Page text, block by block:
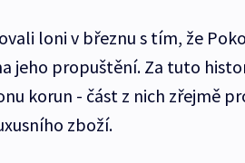
loni v březnu s tím, že
jeho propuštění. Za tuto
korun - část z nich zřejmě
zboží.